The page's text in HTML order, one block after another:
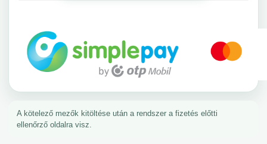
A kötelező mezők kitöltése után a rendszer a fizetés előtti
ellenőrző oldalra visz.